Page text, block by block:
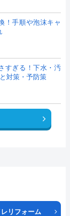
！手順や泡沫キャ
すぎる！下水・汚
対策・予防策
レリフォーム